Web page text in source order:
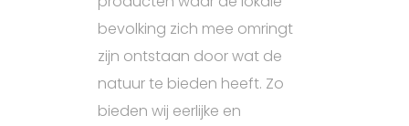
bevolking zich mee omringt
zijn ontstaan door wat de
natuur te bieden heeft. Zo
bieden wij eerlijke en